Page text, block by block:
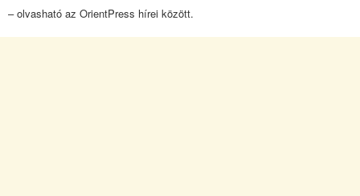
– olvasható az OrientPress hírei között.